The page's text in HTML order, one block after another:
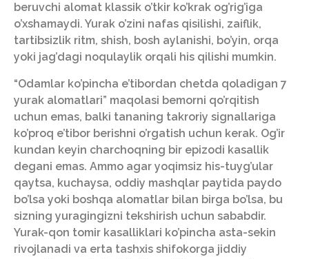
beruvchi alomat klassik o’tkir ko’krak og’rig’iga
o’xshamaydi. Yurak o’zini nafas qisilishi, zaiflik,
tartibsizlik ritm, shish, bosh aylanishi, bo’yin, orqa
yoki jag’dagi noqulaylik orqali his qilishi mumkin.
“Odamlar ko’pincha e’tibordan chetda qoladigan 7
yurak alomatlari” maqolasi bemorni qo’rqitish
uchun emas, balki tananing takroriy signallariga
ko’proq e’tibor berishni o’rgatish uchun kerak. Og’ir
kundan keyin charchoqning bir epizodi kasallik
degani emas. Ammo agar yoqimsiz his-tuyg’ular
qaytsa, kuchaysa, oddiy mashqlar paytida paydo
bo’lsa yoki boshqa alomatlar bilan birga bo’lsa, bu
sizning yuragingizni tekshirish uchun sababdir.
Yurak-qon tomir kasalliklari ko’pincha asta-sekin
rivojlanadi va erta tashxis shifokorga jiddiy